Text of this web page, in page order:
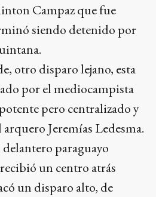
Campaz que fue
siendo detenido por
otro disparo lejano, esta
por el mediocampista
pero centralizado y
Jeremías Ledesma.
paraguayo
un centro atrás
un disparo alto, de